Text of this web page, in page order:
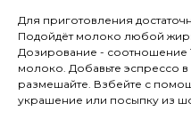
Для приготовления
Подойдёт молоко любой
Дозирование - соотношение 1
молоко. Добавьте эспрессо
размешайте. Взбейте с
украшение или посыпку из